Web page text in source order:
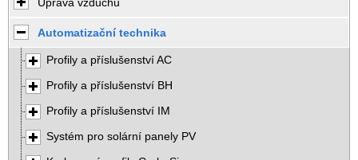
Automatizační technika
Profily a příslušenství AC
Profily a příslušenství BH
Profily a příslušenství IM
Systém pro solární panely PV